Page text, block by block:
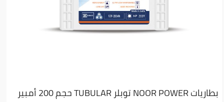
بطاريات NOOR POWER توبلر TUBULAR حجم 200 أمبير